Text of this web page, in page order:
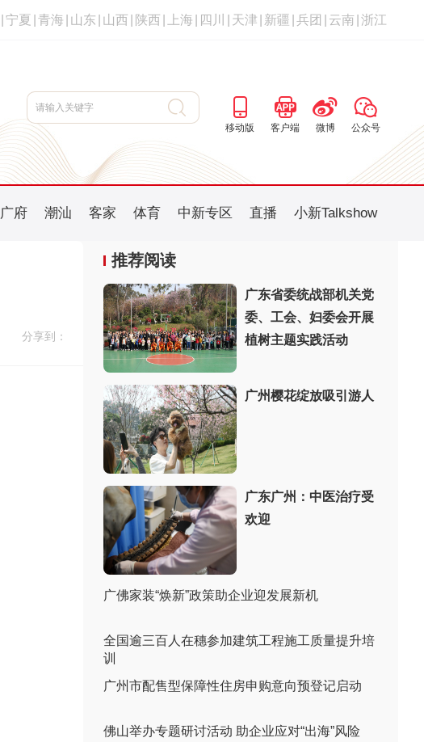
宁夏 青海 山东 山西 陕西 上海 四川 天津 新疆 兵团 云南 浙江
移动版 客户端 微博 公众号
广府 潮汕 客家 体育 中新专区 直播 小新Talkshow
分享到：
推荐阅读
广东省委统战部机关党
委、工会、妇委会开展
植树主题实践活动
广州樱花绽放吸引游人
广东广州：中医治疗受
欢迎
广佛家装“焕新”政策助企业迎发展新机
全国逾三百人在穗参加建筑工程施工质量提升培
训
广州市配售型保障性住房申购意向预登记启动
佛山举办专题研讨活动 助企业应对“出海”风险